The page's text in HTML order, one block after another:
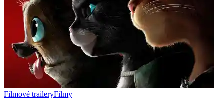
Filmové traileryFilmy